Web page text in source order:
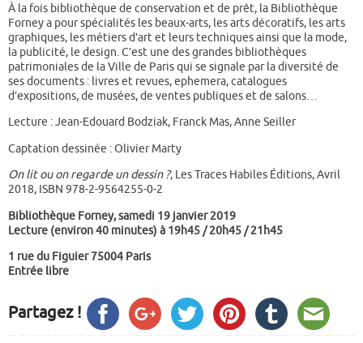
À la fois bibliothèque de conservation et de prêt, la Bibliothèque
Forney a pour spécialités les beaux-arts, les arts décoratifs, les arts
graphiques, les métiers d’art et leurs techniques ainsi que la mode,
la publicité, le design. C’est une des grandes bibliothèques
patrimoniales de la Ville de Paris qui se signale par la diversité de
ses documents : livres et revues, ephemera, catalogues
d’expositions, de musées, de ventes publiques et de salons…
Lecture : Jean-Edouard Bodziak, Franck Mas, Anne Seiller
Captation dessinée : Olivier Marty
On lit ou on regarde un dessin ?, Les Traces Habiles Éditions, Avril
2018, ISBN 978-2-9564255-0-2
Bibliothèque Forney, samedi 19 janvier 2019
Lecture (environ 40 minutes) à 19h45 / 20h45 / 21h45
1 rue du Figuier 75004 Paris
Entrée libre
Partagez !